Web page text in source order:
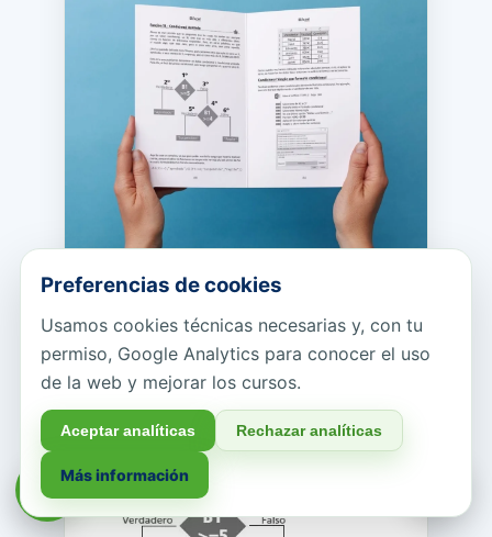
Preferencias de cookies
Usamos cookies técnicas necesarias y, con tu
permiso, Google Analytics para conocer el uso
de la web y mejorar los cursos.
Aceptar analíticas Rechazar analíticas
Más información